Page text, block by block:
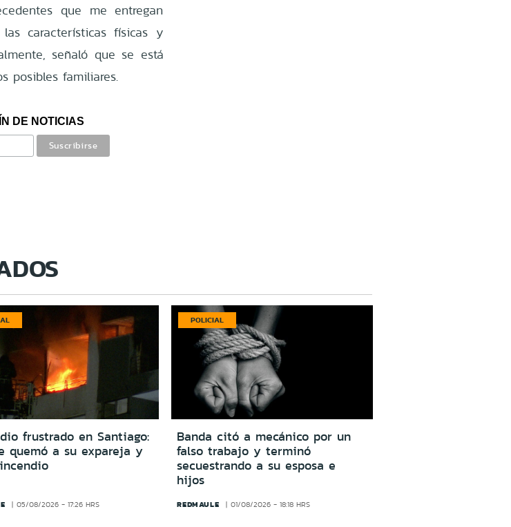
que me entregan
características físicas y
señaló que se está
posibles familiares.
DE NOTICIAS
frustrado en Santiago:
quemó a su expareja y
05/08/2026 - 17:26 HRS
POLICIAL
Banda citó a mecánico por un
falso trabajo y terminó
secuestrando a su esposa e
hijos
REDMAULE 01/08/2026 - 18:18 HRS